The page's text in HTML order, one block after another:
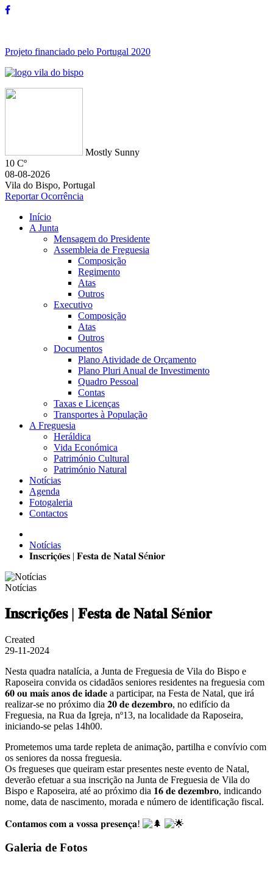
Projeto financiado pelo Portugal 2020
Mostly Sunny
10 Cº
08-08-2026
Vila do Bispo, Portugal
Reportar Ocorrência
Início
A Junta
Mensagem do Presidente
Assembleia de Freguesia
Composição
Regimento
Atas
Outros
Executivo
Composição
Atas
Outros
Documentos
Plano Atividade de Orçamento
Plano Pluri Anual de Investimento
Quadro Pessoal
Contas
Taxas e Licenças
Transportes à População
A Freguesia
Heráldica
Vida Económica
Património Cultural
Património Natural
Notícias
Agenda
Fotogaleria
Contactos
Notícias
𝐈𝐧𝐬𝐜𝐫𝐢𝐜̧𝐨̃𝐞𝐬 | 𝐅𝐞𝐬𝐭𝐚 𝐝𝐞 𝐍𝐚𝐭𝐚𝐥 𝐒é𝐧𝐢𝐨𝐫
Notícias
𝐈𝐧𝐬𝐜𝐫𝐢𝐜̧𝐨̃𝐞𝐬 | 𝐅𝐞𝐬𝐭𝐚 𝐝𝐞 𝐍𝐚𝐭𝐚𝐥 𝐒é𝐧𝐢𝐨𝐫
Created
29-11-2024
Nesta quadra natalícia, a Junta de Freguesia de Vila do Bispo e
Raposeira convida os cidadãos seniores residentes na freguesia com
𝟔𝟎 𝐨𝐮 𝐦𝐚𝐢𝐬 𝐚𝐧𝐨𝐬 𝐝𝐞 𝐢𝐝𝐚𝐝𝐞 a participar, na Festa de Natal, que irá
realizar-se no próximo dia 𝟐𝟎 𝐝𝐞 𝐝𝐞𝐳𝐞𝐦𝐛𝐫𝐨, no edifício da
Freguesia, na Rua da Igreja, nº13, na localidade da Raposeira,
iniciando-se pelas 14h00.
Prometemos uma tarde repleta de animação, partilha e convívio com
os seniores da nossa freguesia.
Os fregueses que queiram estar presentes neste evento de Natal,
deverão efetuar a sua inscrição na Junta de Freguesia de Vila do
Bispo e Raposeira, até ao próximo dia 𝟏𝟔 𝐝𝐞 𝐝𝐞𝐳𝐞𝐦𝐛𝐫𝐨, indicando
nome, data de nascimento, morada e número de identificação fiscal.
𝐂𝐨𝐧𝐭𝐚𝐦𝐨𝐬 𝐜𝐨𝐦 𝐚 𝐯𝐨𝐬𝐬𝐚 𝐩𝐫𝐞𝐬𝐞𝐧𝐜̧𝐚!
Galeria de Fotos